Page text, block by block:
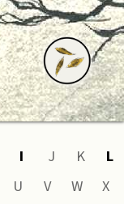
I J K
L
U V W
X